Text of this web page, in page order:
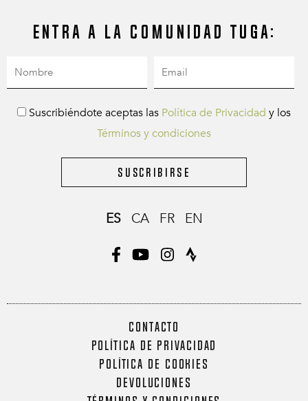
Entra a la comunidad Tuga:
Suscribiéndote aceptas las Política de Privacidad y los
Términos y condiciones
Suscribirse
ES CA FR EN
CONTACTO
POLÍTICA DE PRIVACIDAD
POLÍTICA DE COOKIES
DEVOLUCIONES